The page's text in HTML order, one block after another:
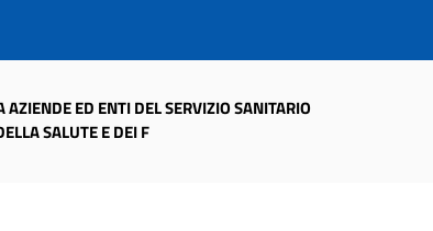
ED ENTI DEL SERVIZIO SANITARIO
SALUTE E DEI F